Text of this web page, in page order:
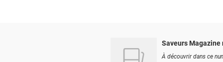
Saveurs Magazine
À découvrir dans ce